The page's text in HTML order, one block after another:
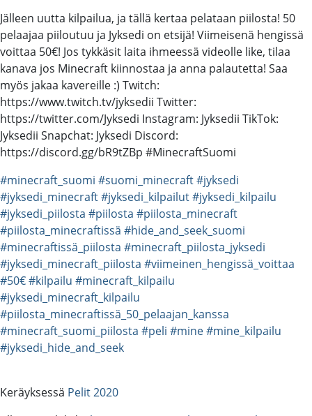
Jälleen uutta kilpailua, ja tällä kertaa pelataan piilosta! 50
pelaajaa piiloutuu ja Jyksedi on etsijä! Viimeisenä hengissä
voittaa 50€! Jos tykkäsit laita ihmeessä videolle like, tilaa
kanava jos Minecraft kiinnostaa ja anna palautetta! Saa
myös jakaa kavereille :) Twitch:
https://www.twitch.tv/jyksedii Twitter:
https://twitter.com/Jyksedi Instagram: Jyksedii TikTok:
Jyksedii Snapchat: Jyksedi Discord:
https://discord.gg/bR9tZBp #MinecraftSuomi
#minecraft_suomi #suomi_minecraft#jyksedi
#jyksedi_minecraft#jyksedi_kilpailut#jyksedi_kilpailu
#jyksedi_piilosta #piilosta #piilosta_minecraft
#piilosta_minecraftissä #hide_and_seek_suomi
#minecraftissä_piilosta #minecraft_piilosta_jyksedi
#jyksedi_minecraft_piilosta #viimeinen_hengissä_voittaa
#50€#kilpailu #minecraft_kilpailu
#jyksedi_minecraft_kilpailu
#piilosta_minecraftissä_50_pelaajan_kanssa
#minecraft_suomi_piilosta #peli #mine#mine_kilpailu
#jyksedi_hide_and_seek
Keräyksessä Pelit 2020